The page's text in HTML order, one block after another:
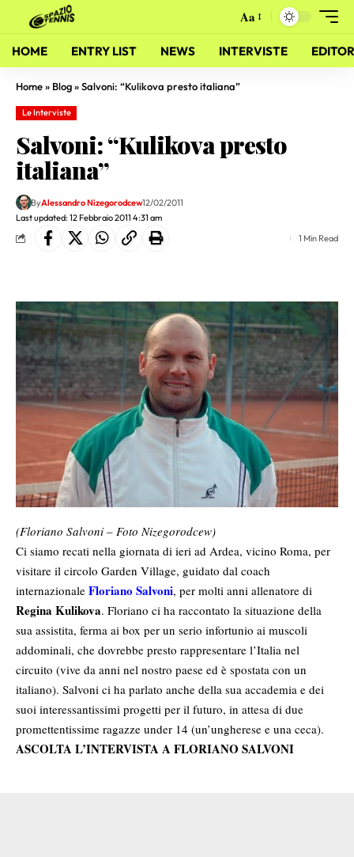
Aa
HOME ENTRY LIST NEWS INTERVISTE
Home» Blog»Salvoni: “Kulikova presto italiana”
Le Interviste
Salvoni: “Kulikova presto
italiana”
Last updated: 12 Febbraio 2011 4:31 am
ByAlessandro Nizegorodcew12/02/2011
1 Min Read
(Floriano Salvoni – Foto Nizegorodcew)
Ci siamo recati nella giornata di ieri ad Ardea, vicino Roma, per
visitare il circolo Garden Village, guidato dal coach
internazionale Floriano Salvoni, per molti anni allenatore di
Regina Kulikova. Floriano ci ha raccontato la situazione della
sua assistita, ferma ai box per un serio infortunio ai muscoli
addominali, che dovrebbe presto rappresentare l’Italia nel
circuito (vive da anni nel nostro paese ed è spostata con un
italiano). Salvoni ci ha parlato anche della sua accademia e dei
suoi interessantissimi progetti per il futuro, in attesa di due
promettentissime ragazze under 14 (un’ungherese e una ceca).
ASCOLTA L’INTERVISTA A FLORIANO SALVONI